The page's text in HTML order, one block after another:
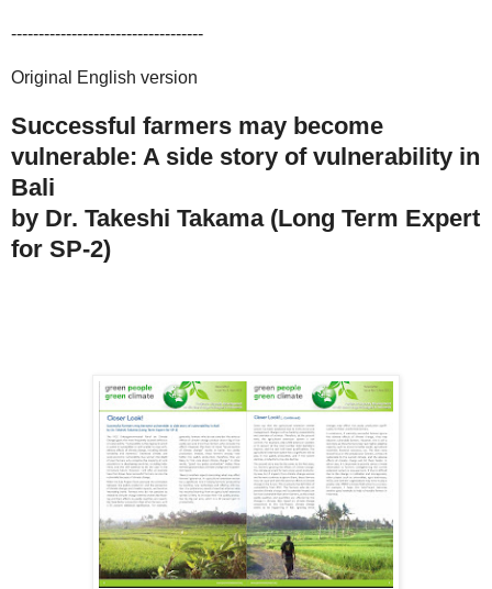
-----------------------------------
Original English version
Successful farmers may become
vulnerable: A side story of vulnerability in
Bali
by Dr. Takeshi Takama (Long Term Expert
for SP-2)